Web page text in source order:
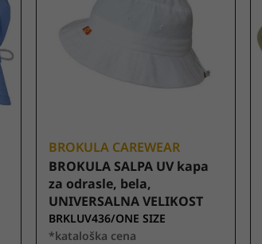
BROKULA CAREWEAR
BROKULA SALPA UV kapa
za odrasle, bela,
UNIVERSALNA VELIKOST
BRKLUV436/ONE SIZE
*kataloška cena